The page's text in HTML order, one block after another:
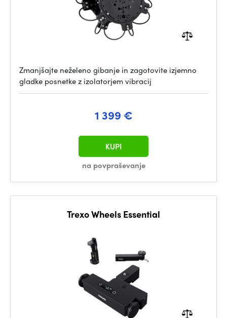
Zmanjšajte neželeno gibanje in zagotovite izjemno
gladke posnetke z izolatorjem vibracij
1 399 €
na povpraševanje
KUPI
Trexo Wheels Essential